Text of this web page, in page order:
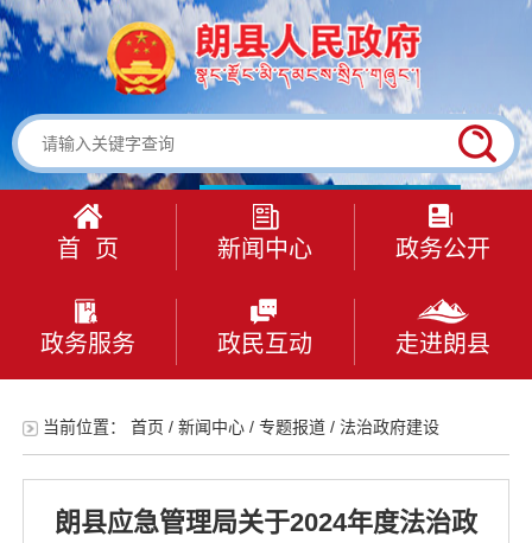
首 页 新闻中心 政务公开
政务服务 政民互动 走进朗县
当前位置： 首页 / 新闻中心/ 专题报道/ 法治政府建设
朗县应急管理局关于2024年度法治政